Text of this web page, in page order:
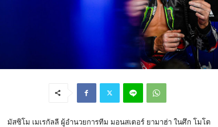
มัสซิโม เมเรกัลลี ผู้อำนวยการทีม มอนสเตอร์ ยามาฮ่า ในศึก โมโต